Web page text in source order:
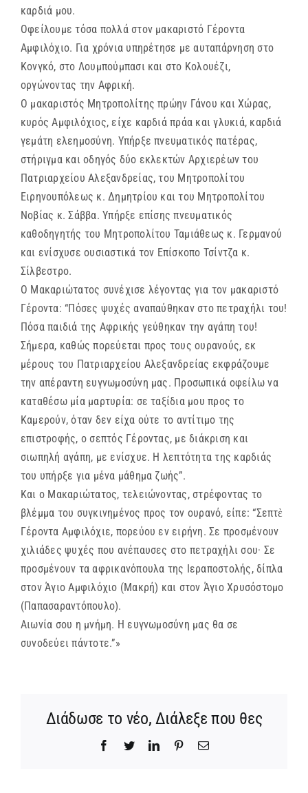
καρδιά μου.
Οφείλουμε τόσα πολλά στον μακαριστό Γέροντα
Αμφιλόχιο. Για χρόνια υπηρέτησε με αυταπάρνηση στο
Κονγκό, στο Λουμπούμπασι και στο Κολουέζι,
οργώνοντας την Αφρική.
Ο μακαριστός Μητροπολίτης πρώην Γάνου και Χώρας,
κυρός Αμφιλόχιος, είχε καρδιά πράα και γλυκιά, καρδιά
γεμάτη ελεημοσύνη. Υπήρξε πνευματικός πατέρας,
στήριγμα και οδηγός δύο εκλεκτών Αρχιερέων του
Πατριαρχείου Αλεξανδρείας, του Μητροπολίτου
Ειρηνουπόλεως κ. Δημητρίου και του Μητροπολίτου
Νοβίας κ. Σάββα. Υπήρξε επίσης πνευματικός
καθοδηγητής του Μητροπολίτου Ταμιάθεως κ. Γερμανού
και ενίσχυσε ουσιαστικά τον Επίσκοπο Τσίντζα κ.
Σίλβεστρο.
Ο Μακαριώτατος συνέχισε λέγοντας για τον μακαριστό
Γέροντα: “Πόσες ψυχές αναπαύθηκαν στο πετραχήλι του!
Πόσα παιδιά της Αφρικής γεύθηκαν την αγάπη του!
Σήμερα, καθώς πορεύεται προς τους ουρανούς, εκ
μέρους του Πατριαρχείου Αλεξανδρείας εκφράζουμε
την απέραντη ευγνωμοσύνη μας. Προσωπικά οφείλω να
καταθέσω μία μαρτυρία: σε ταξίδια μου προς το
Καμερούν, όταν δεν είχα ούτε το αντίτιμο της
επιστροφής, ο σεπτός Γέροντας, με διάκριση και
σιωπηλή αγάπη, με ενίσχυε. Η λεπτότητα της καρδιάς
του υπήρξε για μένα μάθημα ζωής”.
Και ο Μακαριώτατος, τελειώνοντας, στρέφοντας το
βλέμμα του συγκινημένος προς τον ουρανό, είπε: “Σεπτὲ
Γέροντα Αμφιλόχιε, πορεύου εν ειρήνη. Σε προσμένουν
χιλιάδες ψυχές που ανέπαυσες στο πετραχήλι σου· Σε
προσμένουν τα αφρικανόπουλα της Ιεραποστολής, δίπλα
στον Άγιο Αμφιλόχιο (Μακρή) και στον Άγιο Χρυσόστομο
(Παπασαραντόπουλο).
Αιωνία σου η μνήμη. Η ευγνωμοσύνη μας θα σε
συνοδεύει πάντοτε.”»
Διάδωσε το νέο, Διάλεξε που θες
Facebook
TwitterLinkedInPinterestEmail